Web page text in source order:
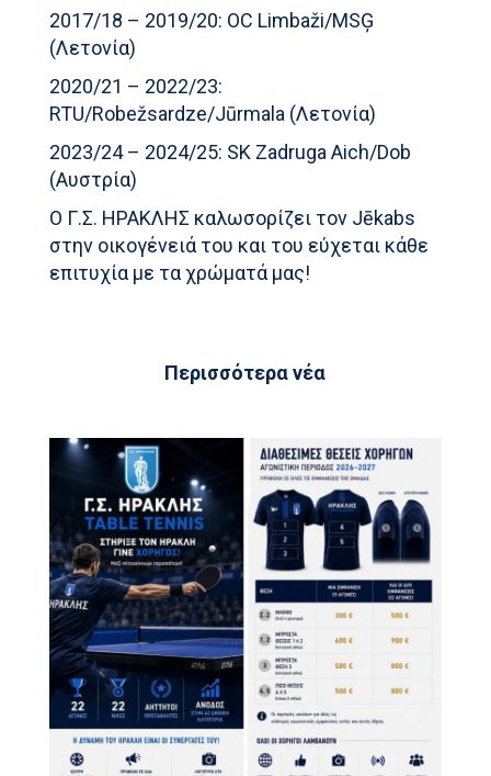
2017/18 – 2019/20: OC Limbaži/MSĢ
(Λετονία)
2020/21 – 2022/23:
RTU/Robežsardze/Jūrmala (Λετονία)
2023/24 – 2024/25: SK Zadruga Aich/Dob
(Αυστρία)
Ο Γ.Σ. ΗΡΑΚΛΗΣ καλωσορίζει τον Jēkabs
στην οικογένειά του και του εύχεται κάθε
επιτυχία με τα χρώματά μας!
Περισσότερα νέα